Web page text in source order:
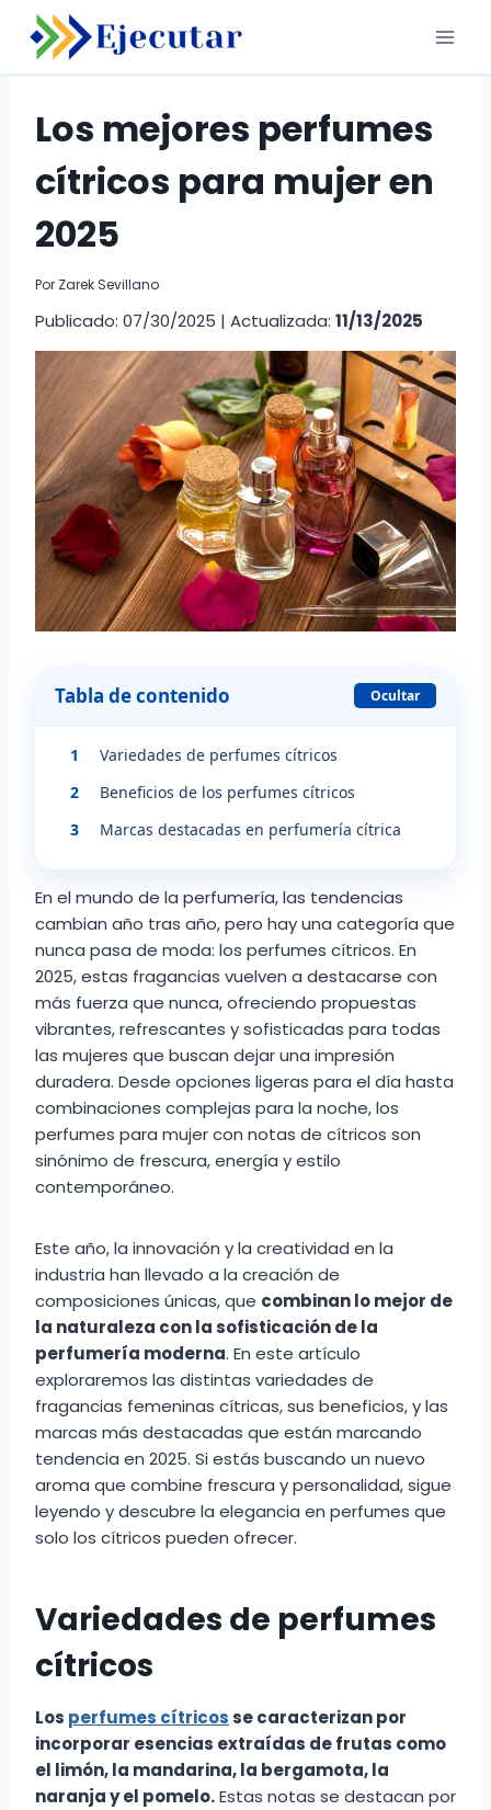
Saltar
contenido
Los mejores perfumes
cítricos para mujer en
2025
Por Zarek Sevillano
Publicado: 07/30/2025 | Actualizada: 11/13/2025
Tabla de contenido Ocultar
1
Variedades de perfumes cítricos
2
Beneficios de los perfumes cítricos
3
Marcas destacadas en perfumería cítrica
En el mundo de la perfumería, las tendencias
cambian año tras año, pero hay una categoría que
nunca pasa de moda: los perfumes cítricos. En
2025, estas fragancias vuelven a destacarse con
más fuerza que nunca, ofreciendo propuestas
vibrantes, refrescantes y sofisticadas para todas
las mujeres que buscan dejar una impresión
duradera. Desde opciones ligeras para el día hasta
combinaciones complejas para la noche, los
perfumes para mujer con notas de cítricos son
sinónimo de frescura, energía y estilo
contemporáneo.
Este año, la innovación y la creatividad en la
industria han llevado a la creación de
composiciones únicas, que combinan lo mejor de
la naturaleza con la sofisticación de la
perfumería moderna. En este artículo
exploraremos las distintas variedades de
fragancias femeninas cítricas, sus beneficios, y las
marcas más destacadas que están marcando
tendencia en 2025. Si estás buscando un nuevo
aroma que combine frescura y personalidad, sigue
leyendo y descubre la elegancia en perfumes que
solo los cítricos pueden ofrecer.
Variedades de perfumes
cítricos
Los perfumes cítricosse caracterizan por
incorporar esencias extraídas de frutas como
el limón, la mandarina, la bergamota, la
naranja y el pomelo.Estas notas se destacan por